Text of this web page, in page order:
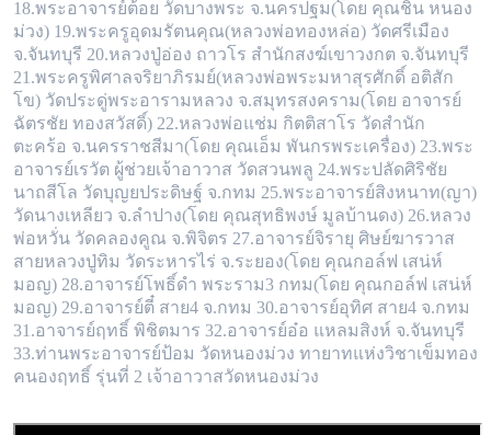
18.พระอาจารย์ต้อย วัดบางพระ จ.นครปฐม(โดย คุณชิน หนอง
ม่วง) 19.พระครูอุดมรัตนคุณ(หลวงพ่อทองหล่อ) วัดศรีเมือง
จ.จันทบุรี 20.หลวงปู่อ่อง ถาวโร สำนักสงฆ์เขาวงกต จ.จันทบุรี
21.พระครูพิศาลจริยาภิรมย์(หลวงพ่อพระมหาสุรศักดิ์ อติสัก
โข) วัดประดู่พระอารามหลวง จ.สมุทรสงคราม(โดย อาจารย์
ฉัตรชัย ทองสวัสดิ์) 22.หลวงพ่อแช่ม กิตติสาโร วัดสำนัก
ตะคร้อ จ.นครราชสีมา(โดย คุณเอ็ม พันกรพระเครื่อง) 23.พระ
อาจารย์เรวัต ผู้ช่วยเจ้าอาวาส วัดสวนพลู 24.พระปลัดศิริชัย
นาถสีโล วัดบุญยประดิษฐ์ จ.กทม 25.พระอาจารย์สิงหนาท(ญา)
วัดนางเหลียว จ.ลำปาง(โดย คุณสุทธิพงษ์ มูลบ้านดง) 26.หลวง
พ่อหวั่น วัดคลองคูณ จ.พิจิตร 27.อาจารย์จิรายุ ศิษย์ฆารวาส
สายหลวงปู่ทิม วัดระหารไร่ จ.ระยอง(โดย คุณกอล์ฟ เสน่ห์
มอญ) 28.อาจารย์โพธิ์ดำ พระราม3 กทม(โดย คุณกอล์ฟ เสน่ห์
มอญ) 29.อาจารย์ตี๋ สาย4 จ.กทม 30.อาจารย์อุทิศ สาย4 จ.กทม
31.อาจารย์ฤทธิ์ พิชิตมาร 32.อาจารย์อ๋อ แหลมสิงห์ จ.จันทบุรี
33.ท่านพระอาจารย์ป้อม วัดหนองม่วง ทายาทแห่งวิชาเข็มทอง
คนองฤทธิ์ รุ่นที่ 2 เจ้าอาวาสวัดหนองม่วง